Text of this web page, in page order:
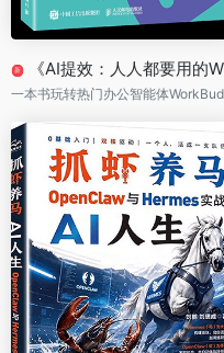
新 《AI提效：人人都要用的WorkBuddy》